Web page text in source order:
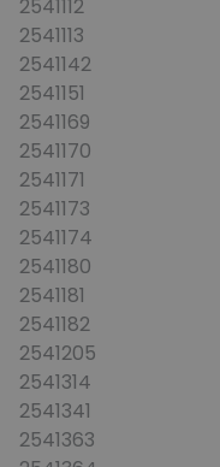
2541112
2541113
2541142
2541151
2541169
2541170
2541171
2541173
2541174
2541180
2541181
2541182
2541205
2541314
2541341
2541363